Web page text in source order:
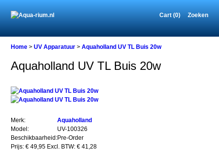
Cart (0) Zoeken
Home
Apparatuur
Aquaholland
Buis
20w
Home >UV Apparatuur >Aquaholland UV TL Buis 20w
Aquaholland UV TL Buis 20w
Merk:
Aquaholland
Model:
UV-100326
Beschikbaarheid:Pre-Order
Prijs: € 49,95 Excl. BTW: € 41,28